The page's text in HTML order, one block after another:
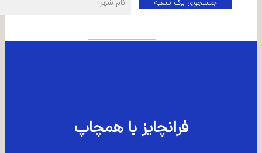
فرانچایز با همچاپ